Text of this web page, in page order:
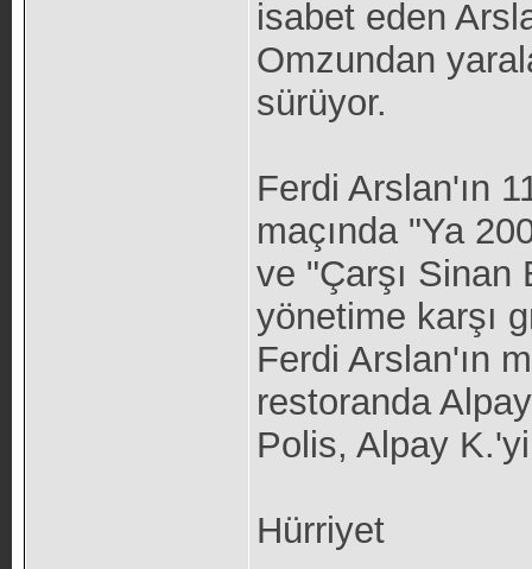
isabet eden
Omzundan
sürüyor.
Ferdi Arslan'ın
maçında "Ya
ve "Çarşı Sinan
yönetime karşı
Ferdi Arslan'ın
restoranda
Polis, Alpay K.'yi
Hürriyet